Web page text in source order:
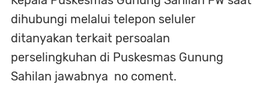
dihubungi melalui telepon seluler
ditanyakan terkait persoalan
perselingkuhan di Puskesmas Gunung
Sahilan jawabnya no coment.